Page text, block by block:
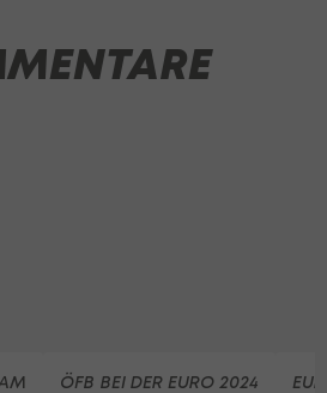
ÖFB BEI DER EURO 2024